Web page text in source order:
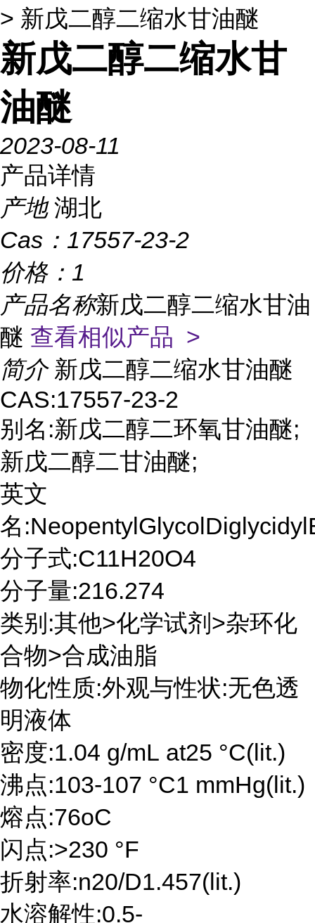
> 新戊二醇二缩水甘油醚
新戊二醇二缩水甘
油醚
2023-08-11
产品详情
产地 湖北
Cas： 17557-23-2
价格： 1
产品名称新戊二醇二缩水甘油
醚 查看相似产品 >
简介 新戊二醇二缩水甘油醚
CAS:17557-23-2
别名:新戊二醇二环氧甘油醚;
新戊二醇二甘油醚;
英文
名
分子式:C11H20O4
分子量:216.274
类别:其他>化学试剂>杂环化
合物>合成油脂
物化性质:外观与性状:无色透
明液体
密度:1.04 g/mL at25 °C(lit.)
沸点:103-107 °C1 mmHg(lit.)
熔点:76oC
闪点:>230 °F
折射率:n20/D1.457(lit.)
水溶解性:0.5-